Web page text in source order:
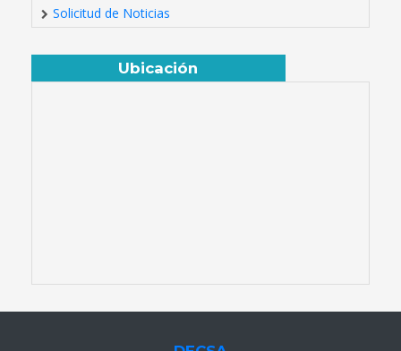
Solicitud de Noticias
Ubicación